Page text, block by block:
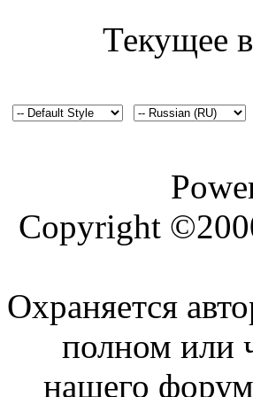
Текущее
Copyright
Охраняется
полном или
нашего